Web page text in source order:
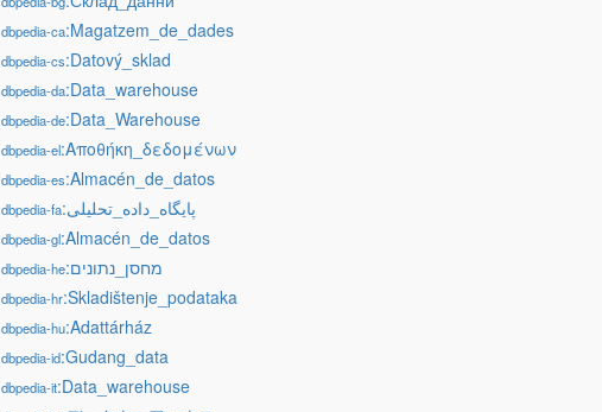
dbpedia-ca:Magatzem_de_dades
dbpedia-cs:Datový_sklad
dbpedia-da:Data_warehouse
dbpedia-de:Data_Warehouse
dbpedia-el:Αποθήκη_δεδομένων
dbpedia-es:Almacén_de_datos
dbpedia-fa :پایگاه_داده_تحلیلی
dbpedia-gl:Almacén_de_datos
dbpedia-he :מחסן_נתונים
dbpedia-hr:Skladištenje_podataka
dbpedia-hu:Adattárház
dbpedia-id:Gudang_data
dbpedia-it:Data_warehouse